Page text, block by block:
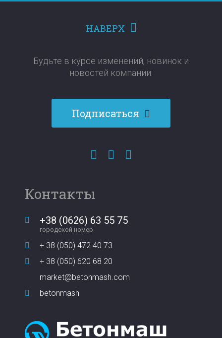
НАВЕРХ
Будьте в курсе изменений, новинок и
новостей компании:​​​​​​​
Подписаться
Контакты
+38 (0626) 63 55 75
городской номер
+ 38 (050) 472 40 73
+ 38 (050) 620 68 20
market@betonmash.com
betonmash